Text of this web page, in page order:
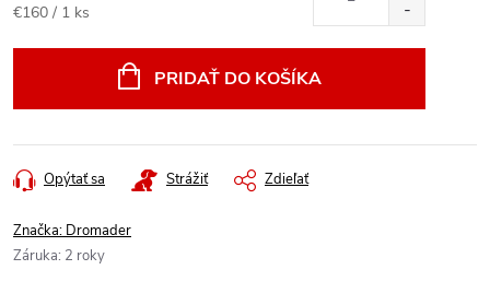
Jednotková
€160 / 1 ks
PRIDAŤ DO KOŠÍKA
Opýtať sa Strážiť Zdieľať
Značka: Dromader
Záruka: 2 roky